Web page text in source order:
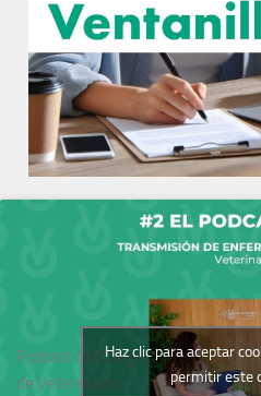
Podcast del Colegio
de Veterinarios
Haz clic para aceptar
permitir este